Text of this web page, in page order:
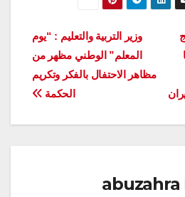
وزير التربية والتعليم : “يوم
المعلم” الوطني مظهر من
مظاهر الاحتفال بالفكر وتكريم
الحكمة
abuzahra